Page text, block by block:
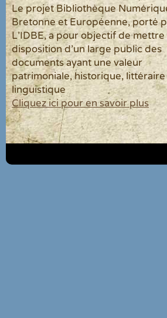
Le projet Bibliothèque
Bretonne et Européenne, porté
L'IDBE, a pour objectif de mettre
disposition d'un large public des
documents ayant une valeur
patrimoniale, historique, littéraire
linguistique
Cliquez ici pour en savoir plus